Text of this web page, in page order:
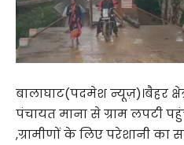
बालाघाट(पदमेश न्यूज़)।बैहर
पंचायत माना से ग्राम लपटी
,ग्रामीणों के लिए परेशानी का